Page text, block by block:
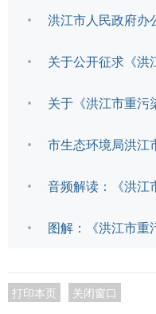
洪江市人民政府办
关于公开征求《洪
关于《洪江市重污
市生态环境局洪江
音频解读：《洪江
图解：《洪江市重
打印本页 关闭窗口